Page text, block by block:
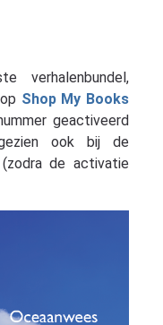
verhalenbundel,
Shop My Books
geactiveerd
ook bij de
de activatie